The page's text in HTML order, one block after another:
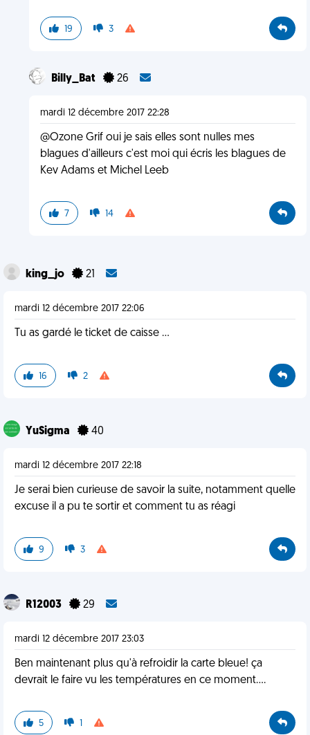
19 3
Billy_Bat 26
mardi 12 décembre 2017 22:28
@Ozone Grif oui je sais elles sont nulles mes
blagues d'ailleurs c'est moi qui écris les blagues de
Kev Adams et Michel Leeb
7 14
king_jo 21
mardi 12 décembre 2017 22:06
Tu as gardé le ticket de caisse ...
16 2
YuSigma 40
mardi 12 décembre 2017 22:18
Je serai bien curieuse de savoir la suite, notamment quelle
excuse il a pu te sortir et comment tu as réagi
9 3
R12003 29
mardi 12 décembre 2017 23:03
Ben maintenant plus qu'à refroidir la carte bleue! ça
devrait le faire vu les températures en ce moment....
5 1